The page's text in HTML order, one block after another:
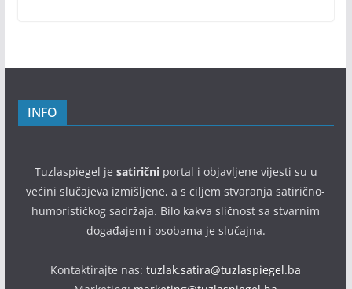
INFO
Tuzlaspiegel je satiričniportal i objavljene vijesti su u
većini slučajeva izmišljene, a s ciljem stvaranja satirično-
humorističkog sadržaja. Bilo kakva sličnost sa stvarnim
događajem i osobama je slučajna.
Kontaktirajte nas:tuzlak.satira@tuzlaspiegel.ba